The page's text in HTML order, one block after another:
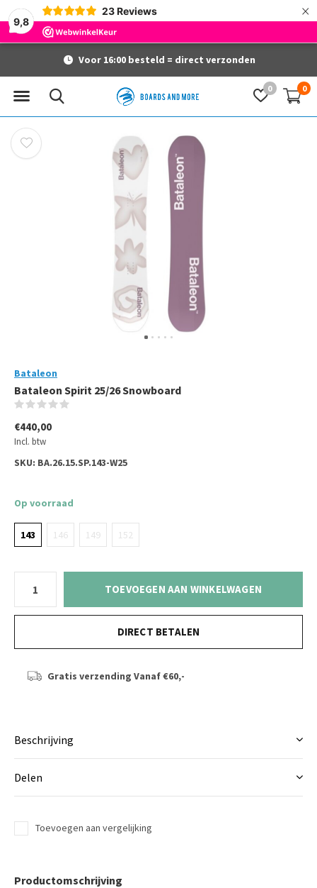
9,8
23 Reviews ×
0 0
Voor 16:00 besteld = direct verzonden
Bataleon
Bataleon Spirit 25/26 Snowboard
€440,00
Incl. btw
SKU: BA.26.15.SP.143-W25
Op voorraad
143 146 149 152
TOEVOEGEN AAN WINKELWAGEN
DIRECT BETALEN
Gratis verzending Vanaf €60,-
Beschrijving
Delen
Toevoegen aan vergelijking
Productomschrijving